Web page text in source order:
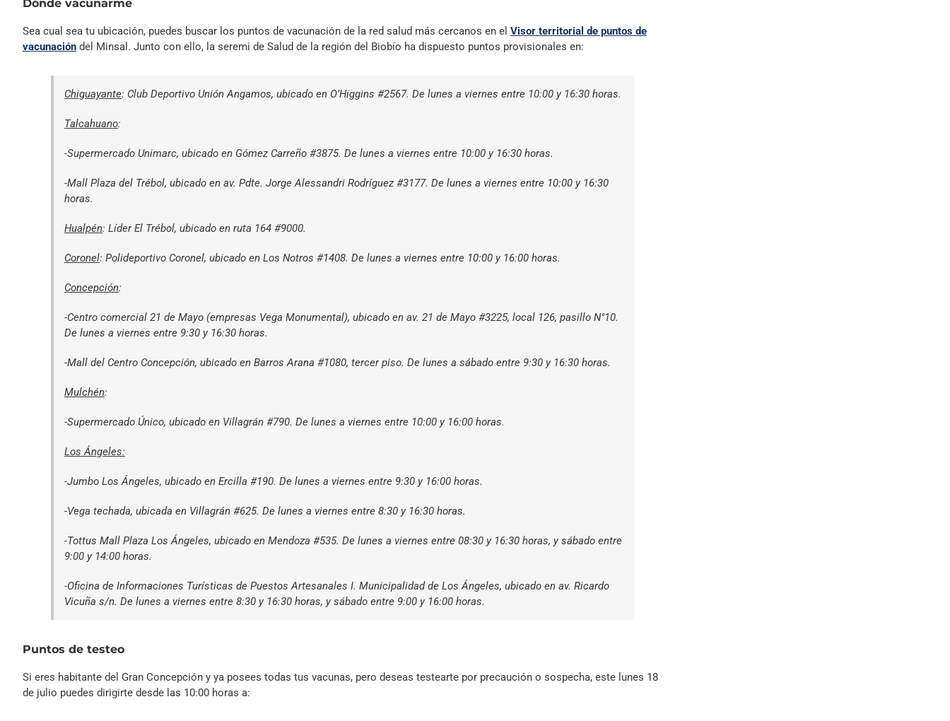
Dónde vacunarme
Sea cual sea tu ubicación, puedes buscar los puntos de vacunación de la red salud más cercanos en el Visor territorial de puntos de
vacunación del Minsal. Junto con ello, la seremi de Salud de la región del Biobío ha dispuesto puntos provisionales en:
Chiguayante: Club Deportivo Unión Angamos, ubicado en O’Higgins #2567. De lunes a viernes entre 10:00 y 16:30 horas.
Talcahuano:
-Supermercado Unimarc, ubicado en Gómez Carreño #3875. De lunes a viernes entre 10:00 y 16:30 horas.
-Mall Plaza del Trébol, ubicado en av. Pdte. Jorge Alessandri Rodríguez #3177. De lunes a viernes entre 10:00 y 16:30
horas.
Hualpén: Líder El Trébol, ubicado en ruta 164 #9000.
Coronel: Polideportivo Coronel, ubicado en Los Notros #1408. De lunes a viernes entre 10:00 y 16:00 horas.
Concepción:
-Centro comercial 21 de Mayo (empresas Vega Monumental), ubicado en av. 21 de Mayo #3225, local 126, pasillo N°10.
De lunes a viernes entre 9:30 y 16:30 horas.
-Mall del Centro Concepción, ubicado en Barros Arana #1080, tercer piso. De lunes a sábado entre 9:30 y 16:30 horas.
Mulchén:
-Supermercado Único, ubicado en Villagrán #790. De lunes a viernes entre 10:00 y 16:00 horas.
Los Ángeles:
-Jumbo Los Ángeles, ubicado en Ercilla #190. De lunes a viernes entre 9:30 y 16:00 horas.
-Vega techada, ubicada en Villagrán #625. De lunes a viernes entre 8:30 y 16:30 horas.
-Tottus Mall Plaza Los Ángeles, ubicado en Mendoza #535. De lunes a viernes entre 08:30 y 16:30 horas, y sábado entre
9:00 y 14:00 horas.
-Oficina de Informaciones Turísticas de Puestos Artesanales I. Municipalidad de Los Ángeles, ubicado en av. Ricardo
Vicuña s/n. De lunes a viernes entre 8:30 y 16:30 horas, y sábado entre 9:00 y 16:00 horas.
Puntos de testeo
Si eres habitante del Gran Concepción y ya posees todas tus vacunas, pero deseas testearte por precaución o sospecha, este lunes 18
de julio puedes dirigirte desde las 10:00 horas a: